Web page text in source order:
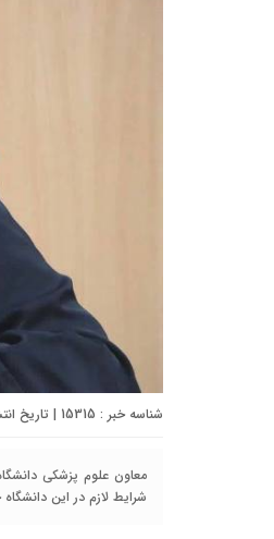
شناسه خبر : 15315 | تاریخ انتشار : 11 مرداد 1404 - 1:18 | ارسال توسط :
معاون علوم پزشکی
شرایط لازم در این دانشگاه